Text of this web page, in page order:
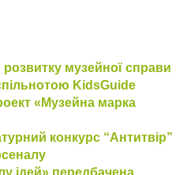
розвитку музейної справи
KidsGuide
«Музейна марка
конкурс “Антитвір”